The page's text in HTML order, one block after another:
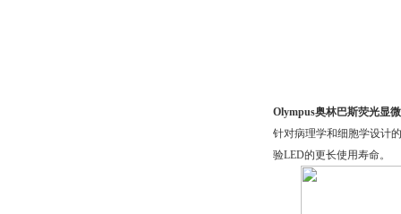
Olympus奥林巴斯荧光显
针对病理学和细胞学设计
验LED的更长使用寿命。